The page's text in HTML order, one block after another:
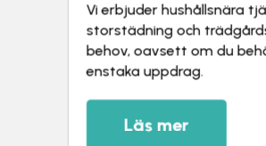
Vi erbjuder hushållsnära
storstädning och
behov, oavsett om du
enstaka uppdrag.
Läs mer